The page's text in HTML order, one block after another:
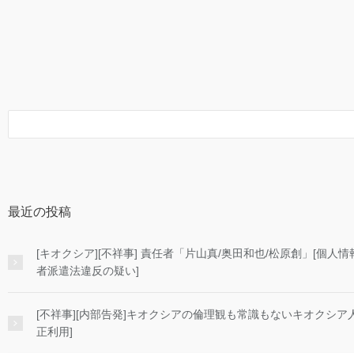
最近の投稿
[キオクシア][不祥事] 責任者「片山真/奥田和也/松原創」[個人
者派遣法違反の疑い]
[不祥事][内部告発]キオクシアの倫理観も常識もないキオクシア
正利用]